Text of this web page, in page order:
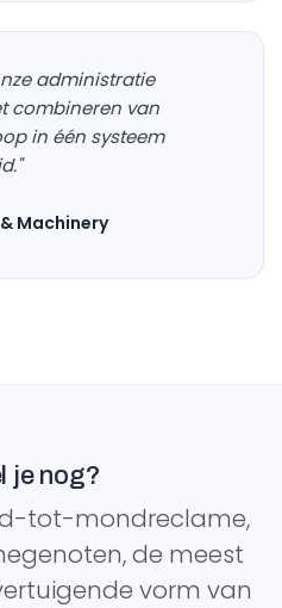
administratie
combineren van
in één systeem
Machinery
je nog?
tot-mondreclame,
de meest
vorm van